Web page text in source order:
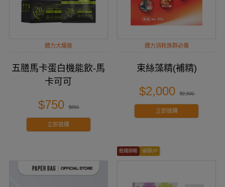
體力大耀進
五膳馬卡蛋白機能飲-馬
卡可可
$750 $850
立即搶購
體力消耗族群必備
束絲藻精(補精)
$2,000 $2,500
立即搶購
輕纖順暢 循環UP